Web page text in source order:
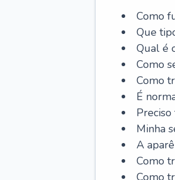
Como
Que
Qual é
Como
Como
É
Preciso
Minha
A
Como
Como